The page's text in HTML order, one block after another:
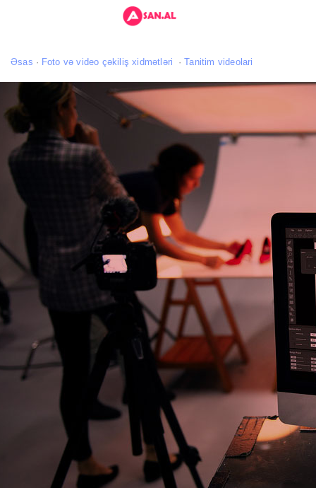
Əsas Foto və video çəkiliş xidmətləri Tanitim videolari